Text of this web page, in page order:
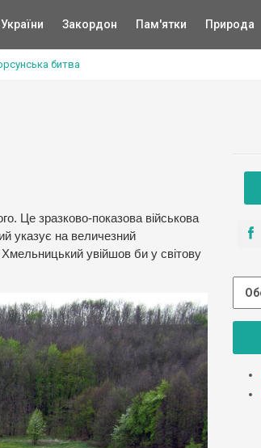
Закордон Пам'ятки Природа
битва
Це зразково-показова військова
указує на величезний
увійшов би у світову